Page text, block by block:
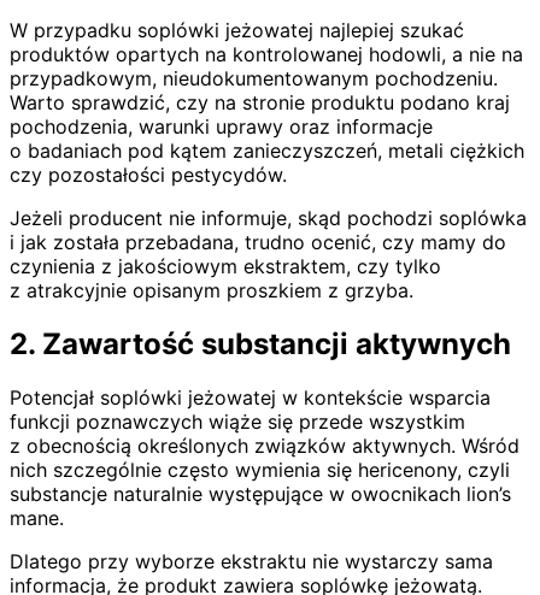
W przypadku soplówki jeżowatej najlepiej szukać
produktów opartych na kontrolowanej hodowli, a nie na
przypadkowym, nieudokumentowanym pochodzeniu.
Warto sprawdzić, czy na stronie produktu podano kraj
pochodzenia, warunki uprawy oraz informacje
o badaniach pod kątem zanieczyszczeń, metali ciężkich
czy pozostałości pestycydów.
Jeżeli producent nie informuje, skąd pochodzi soplówka
i jak została przebadana, trudno ocenić, czy mamy do
czynienia z jakościowym ekstraktem, czy tylko
z atrakcyjnie opisanym proszkiem z grzyba.
2. Zawartość substancji aktywnych
Potencjał soplówki jeżowatej w kontekście wsparcia
funkcji poznawczych wiąże się przede wszystkim
z obecnością określonych związków aktywnych. Wśród
nich szczególnie często wymienia się hericenony, czyli
substancje naturalnie występujące w owocnikach lion’s
mane.
Dlatego przy wyborze ekstraktu nie wystarczy sama
informacja, że produkt zawiera soplówkę jeżowatą.